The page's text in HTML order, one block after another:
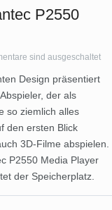
P2550
sind ausgeschaltet
Design präsentiert
der als
so ziemlich alles
den ersten Blick
3D-Filme abspielen.
P2550 Media Player
der Speicherplatz.